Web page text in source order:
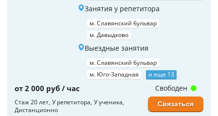
Занятия у репетитора
м. Славянский бульвар
м. Давыдково
Выездные занятия
м. Славянский бульвар
м. Юго-Западная
и еще 13
от 2 000 руб / час
Стаж 20 лет У репетитора У ученика
Дистанционно
Свободен
Связаться